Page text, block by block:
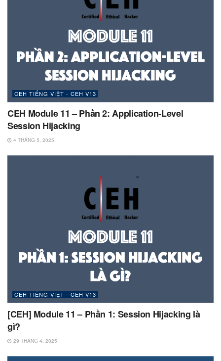
CEH TIẾNG VIỆT - CEH V13
CEH Module 11 – Phần 2: Application-Level
Session Hijacking
4 THÁNG 5, 2025
CEH TIẾNG VIỆT - CEH V13
[CEH] Module 11 – Phần 1: Session Hijacking là
gì?
29 THÁNG 4, 2025